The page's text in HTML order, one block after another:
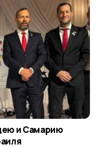
и Самарию